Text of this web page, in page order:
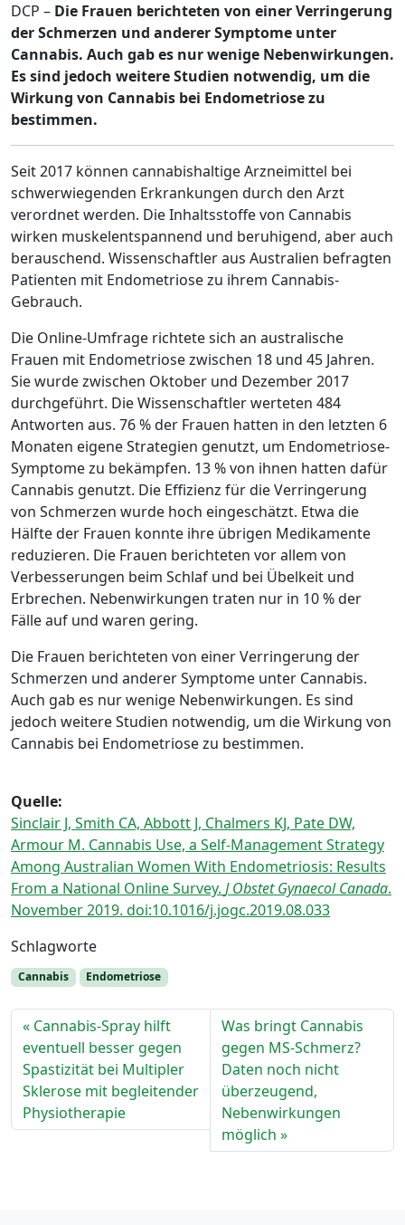
DCP – Die Frauen berichteten von einer Verringerung
der Schmerzen und anderer Symptome unter
Cannabis. Auch gab es nur wenige Nebenwirkungen.
Es sind jedoch weitere Studien notwendig, um die
Wirkung von Cannabis bei Endometriose zu
bestimmen.
Seit 2017 können cannabishaltige Arzneimittel bei
schwerwiegenden Erkrankungen durch den Arzt
verordnet werden. Die Inhaltsstoffe von Cannabis
wirken muskelentspannend und beruhigend, aber auch
berauschend. Wissenschaftler aus Australien befragten
Patienten mit Endometriose zu ihrem Cannabis-
Gebrauch.
Die Online-Umfrage richtete sich an australische
Frauen mit Endometriose zwischen 18 und 45 Jahren.
Sie wurde zwischen Oktober und Dezember 2017
durchgeführt. Die Wissenschaftler werteten 484
Antworten aus. 76 % der Frauen hatten in den letzten 6
Monaten eigene Strategien genutzt, um Endometriose-
Symptome zu bekämpfen. 13 % von ihnen hatten dafür
Cannabis genutzt. Die Effizienz für die Verringerung
von Schmerzen wurde hoch eingeschätzt. Etwa die
Hälfte der Frauen konnte ihre übrigen Medikamente
reduzieren. Die Frauen berichteten vor allem von
Verbesserungen beim Schlaf und bei Übelkeit und
Erbrechen. Nebenwirkungen traten nur in 10 % der
Fälle auf und waren gering.
Die Frauen berichteten von einer Verringerung der
Schmerzen und anderer Symptome unter Cannabis.
Auch gab es nur wenige Nebenwirkungen. Es sind
jedoch weitere Studien notwendig, um die Wirkung von
Cannabis bei Endometriose zu bestimmen.
Quelle:
Sinclair J, Smith CA, Abbott J, Chalmers KJ, Pate DW,
Armour M. Cannabis Use, a Self-Management Strategy
Among Australian Women With Endometriosis: Results
From a National Online Survey. J Obstet Gynaecol Canada.
November 2019. doi:10.1016/j.jogc.2019.08.033
Schlagworte
Cannabis Endometriose
Cannabis-Spray hilft
eventuell besser gegen
Spastizität bei Multipler
Sklerose mit begleitender
Physiotherapie
Was bringt Cannabis
gegen MS-Schmerz?
Daten noch nicht
überzeugend,
Nebenwirkungen
möglich